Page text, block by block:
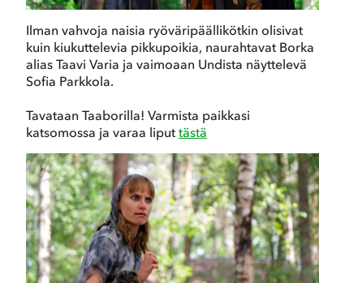
Ilman vahvoja naisia ryöväripäällikötkin olisivat
kuin kiukuttelevia pikkupoikia, naurahtavat Borka
alias Taavi Varia ja vaimoaan Undista näyttelevä
Sofia Parkkola.
Tavataan Taaborilla! Varmista paikkasi
katsomossa ja varaa liput tästä